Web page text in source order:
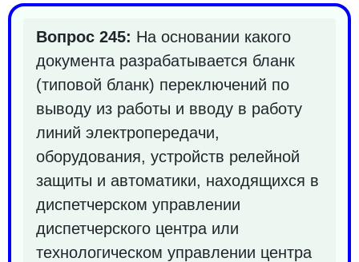
Вопрос 245: На основании какого
документа разрабатывается бланк
(типовой бланк) переключений по
выводу из работы и вводу в работу
линий электропередачи,
оборудования, устройств релейной
защиты и автоматики, находящихся в
диспетчерском управлении
диспетчерского центра или
технологическом управлении центра